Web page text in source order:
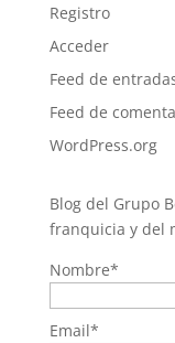
Registro
Acceder
Feed de
Feed de
WordPress.org
Blog del Grupo
franquicia y del
Nombre*
Email*